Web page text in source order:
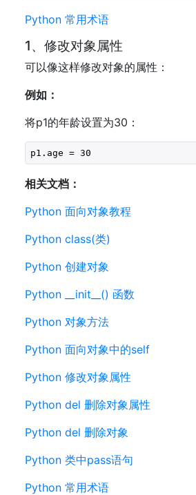
Python 常用术语
1、修改对象属性
可以像这样修改对象的属性：
例如：
将p1的年龄设置为30：
p1.age = 30
相关文档：
Python 面向对象教程
Python class(类)
Python 创建对象
Python __init__() 函数
Python 对象方法
Python 面向对象中的self
Python 修改对象属性
Python del 删除对象属性
Python del 删除对象
Python 类中pass语句
Python 常用术语